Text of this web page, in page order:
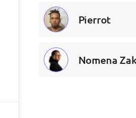
Pierrot
Nomena